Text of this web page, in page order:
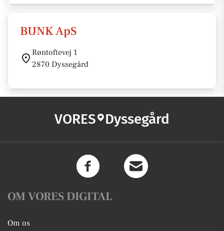
BUNK ApS
Røntoftevej 1
2870 Dyssegård
VORES Dyssegård
OM VORES DIGITAL
Om os